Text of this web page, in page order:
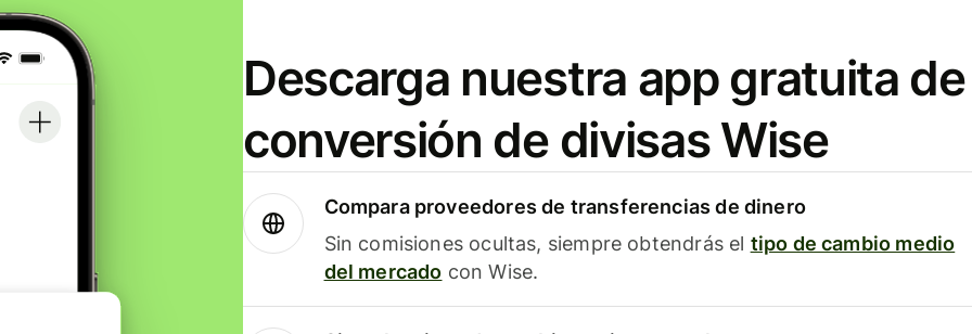
Descarga nuestra app gratuita de
conversión de divisas Wise
Compara proveedores de transferencias de dinero
Sin comisiones ocultas, siempre obtendrás el tipo de cambio medio
del mercado con Wise.